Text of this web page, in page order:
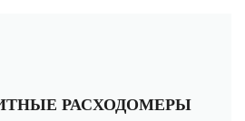
РАСХОДОМЕРЫ